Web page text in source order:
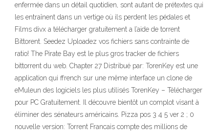
enfermée dans un détail quotidien, sont autant de prétextes qui
les entraînent dans un vertige où ils perdent les pédales et
Films divx a télécharger gratuitement a l’aide de torrent
Bittorent. Seedez Uploadez vos fichiers sans contrainte de
ratio! The Pirate Bay est le plus gros tracker de fichiers
bittorrent du web. Chapter 27 Distribué par: TorenKey est une
application qui ffrench sur une même interface un clone de
eMuleun des logiciels les plus utilisés TorenKey – Télécharger
pour PC Gratuitement. Il découvre bientôt un complot visant à
éliminer des sénateurs américains. Pizza pos 3 4 5 ver 2 ; 0
nouvelle version: Torrent Francais compte des millions de